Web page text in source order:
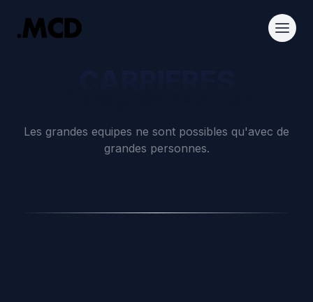
Les grandes equipes ne sont possibles qu'avec de
grandes personnes.